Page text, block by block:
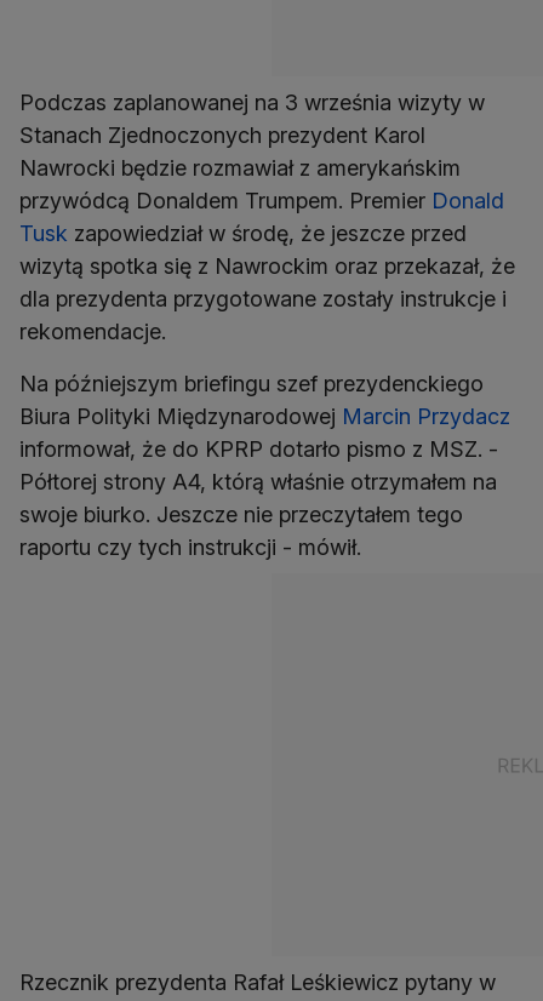
Podczas zaplanowanej na 3 września wizyty w
Stanach Zjednoczonych prezydent Karol
Nawrocki będzie rozmawiał z amerykańskim
przywódcą Donaldem Trumpem. Premier Donald
Tusk zapowiedział w środę, że jeszcze przed
wizytą spotka się z Nawrockim oraz przekazał, że
dla prezydenta przygotowane zostały instrukcje i
rekomendacje.
Na późniejszym briefingu szef prezydenckiego
Biura Polityki Międzynarodowej Marcin Przydacz
informował, że do KPRP dotarło pismo z MSZ. -
Półtorej strony A4, którą właśnie otrzymałem na
swoje biurko. Jeszcze nie przeczytałem tego
raportu czy tych instrukcji - mówił.
Rzecznik prezydenta Rafał Leśkiewicz pytany w